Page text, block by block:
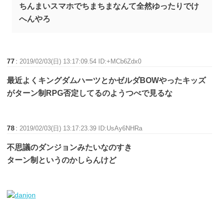
ちんまいスマホでちまちまなんて全然ゆったりでけ
へんやろ
77 : 2019/02/03(日) 13:17:09.54 ID:+MCb6Zdx0
最近よくキングダムハーツとかゼルダBOWやったキッズ
がターン制RPG否定してるのようつべで見るな
78 : 2019/02/03(日) 13:17:23.39 ID:UsAy6NHRa
不思議のダンジョンみたいなのすき
ターン制というのかしらんけど